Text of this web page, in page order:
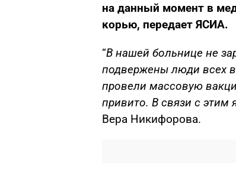
на данный момент в
корью, передает ЯСИА.
“В нашей больнице не
подвержены люди всех
провели массовую
привито. В связи с этим
Вера Никифорова.